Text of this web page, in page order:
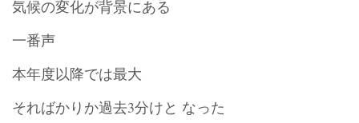
気候の変化が背景にある
一番声
本年度以降では最大
そればかりか過去3分けと なった